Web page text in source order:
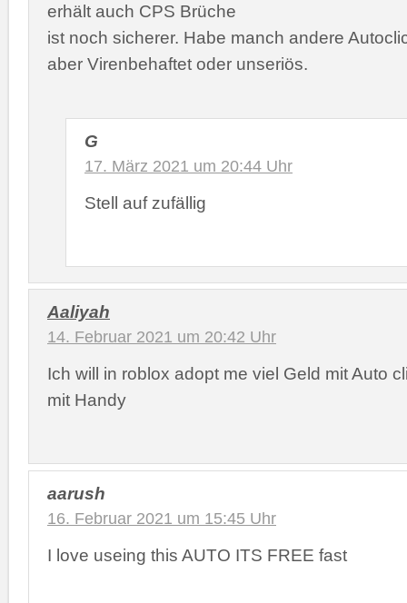
erhält auch CPS Brüche
ist noch sicherer. Habe manch andere
aber Virenbehaftet oder unseriös.
G
17. März 2021 um 20:44 Uhr
Stell auf zufällig
Aaliyah
14. Februar 2021 um 20:42 Uhr
Ich will in roblox adopt me viel Geld mit Auto
mit Handy
aarush
16. Februar 2021 um 15:45 Uhr
I love useing this AUTO ITS FREE fast